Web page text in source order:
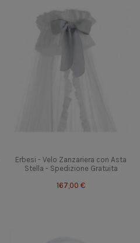
Erbesi - Velo Zanzariera con Asta
Stella - Spedizione Gratuita
167,00 €